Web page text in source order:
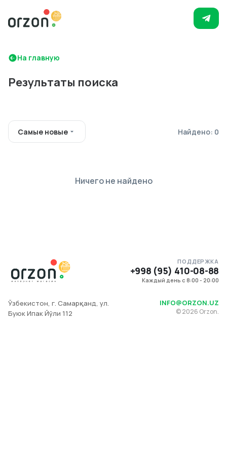
На главную
Результаты поиска
Самые новые Найдено: 0
Ничего не найдено
ПОДДЕРЖКА
+998 (95) 410-08-88
Каждый день с 8:00 - 20:00
Ўзбекистон, г. Самарқанд, ул.
Буюк Ипак Йўли 112
INFO@ORZON.UZ
©2026 Orzon.